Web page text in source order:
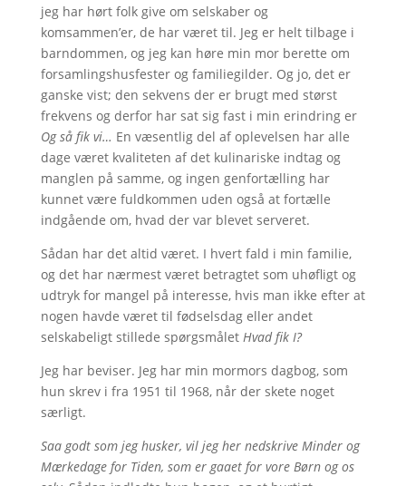
jeg har hørt folk give om selskaber og
komsammen’er, de har været til. Jeg er helt tilbage i
barndommen, og jeg kan høre min mor berette om
forsamlingshusfester og familiegilder. Og jo, det er
ganske vist; den sekvens der er brugt med størst
frekvens og derfor har sat sig fast i min erindring er
Og så fik vi… En væsentlig del af oplevelsen har alle
dage været kvaliteten af det kulinariske indtag og
manglen på samme, og ingen genfortælling har
kunnet være fuldkommen uden også at fortælle
indgående om, hvad der var blevet serveret.
Sådan har det altid været. I hvert fald i min familie,
og det har nærmest været betragtet som uhøfligt og
udtryk for mangel på interesse, hvis man ikke efter at
nogen havde været til fødselsdag eller andet
selskabeligt stillede spørgsmålet Hvad fik I?
Jeg har beviser. Jeg har min mormors dagbog, som
hun skrev i fra 1951 til 1968, når der skete noget
særligt.
Saa godt som jeg husker, vil jeg her nedskrive Minder og
Mærkedage for Tiden, som er gaaet for vore Børn og os